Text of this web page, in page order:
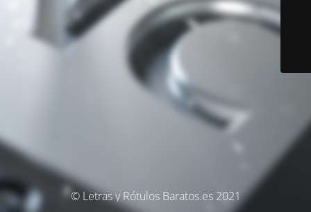
© Letras y Rótulos Baratos.es 2021